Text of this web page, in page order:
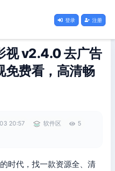
登录 注册
视 v2.4.0 去广告
免费看，高清畅
20:57 软件区
5
时代，找一款资源全、清